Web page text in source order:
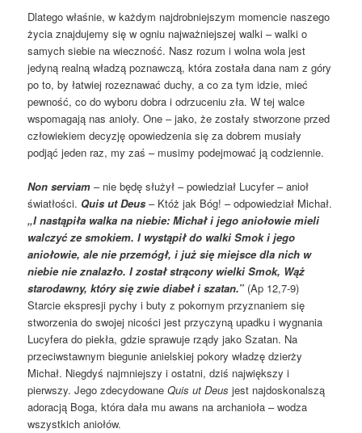
Dlatego właśnie, w każdym najdrobniejszym momencie naszego
życia znajdujemy się w ogniu najważniejszej walki – walki o
samych siebie na wieczność. Nasz rozum i wolna wola jest
jedyną realną władzą poznawczą, która została dana nam z góry
po to, by łatwiej rozeznawać duchy, a co za tym idzie, mieć
pewność, co do wyboru dobra i odrzuceniu zła. W tej walce
wspomagają nas anioły. One – jako, że zostały stworzone przed
człowiekiem decyzję opowiedzenia się za dobrem musiały
podjąć jeden raz, my zaś – musimy podejmować ją codziennie.
Non serviam – nie będę służył – powiedział Lucyfer – anioł
światłości. Quis ut Deus – Któż jak Bóg! – odpowiedział Michał.
„I nastąpiła walka na niebie: Michał i jego aniołowie mieli
walczyć ze smokiem. I wystąpił do walki Smok i jego
aniołowie, ale nie przemógł, i już się miejsce dla nich w
niebie nie znalazło. I został strącony wielki Smok, Wąż
starodawny, który się zwie diabeł i szatan.” (Ap 12,7-9)
Starcie ekspresji pychy i buty z pokornym przyznaniem się
stworzenia do swojej nicości jest przyczyną upadku i wygnania
Lucyfera do piekła, gdzie sprawuje rządy jako Szatan. Na
przeciwstawnym biegunie anielskiej pokory władzę dzierży
Michał. Niegdyś najmniejszy i ostatni, dziś największy i
pierwszy. Jego zdecydowaneQuis ut Deusjest najdoskonalszą
adoracją Boga, która dała mu awans na archanioła – wodza
wszystkich aniołów.